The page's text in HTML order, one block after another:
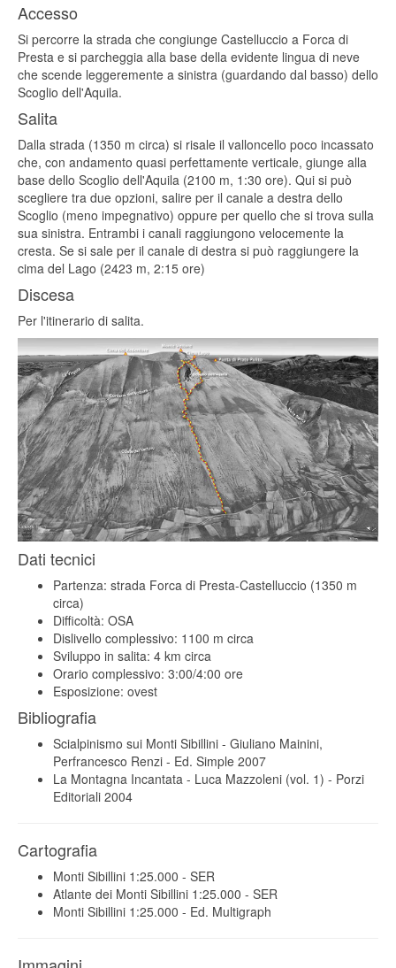
Accesso
Si percorre la strada che congiunge Castelluccio a Forca di
Presta e si parcheggia alla base della evidente lingua di neve
che scende leggeremente a sinistra (guardando dal basso) dello
Scoglio dell'Aquila.
Salita
Dalla strada (1350 m circa) si risale il valloncello poco incassato
che, con andamento quasi perfettamente verticale, giunge alla
base dello Scoglio dell'Aquila (2100 m, 1:30 ore). Qui si può
scegliere tra due opzioni, salire per il canale a destra dello
Scoglio (meno impegnativo) oppure per quello che si trova sulla
sua sinistra. Entrambi i canali raggiungono velocemente la
cresta. Se si sale per il canale di destra si può raggiungere la
cima del Lago (2423 m, 2:15 ore)
Discesa
Per l'itinerario di salita.
Dati tecnici
Partenza: strada Forca di Presta-Castelluccio (1350 m
circa)
Difficoltà: OSA
Dislivello complessivo: 1100 m circa
Sviluppo in salita: 4 km circa
Orario complessivo: 3:00/4:00 ore
Esposizione: ovest
Bibliografia
Scialpinismo sui Monti Sibillini - Giuliano Mainini,
Perfrancesco Renzi - Ed. Simple 2007
La Montagna Incantata - Luca Mazzoleni (vol. 1) - Porzi
Editoriali 2004
Cartografia
Monti Sibillini 1:25.000 - SER
Atlante dei Monti Sibillini 1:25.000 - SER
Monti Sibillini 1:25.000 - Ed. Multigraph